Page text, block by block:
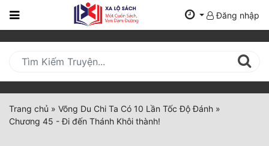
Trang
Mới
Cập
Nhật
(current)
Đăng nhập
Trang chủ » Võng Du Chi Ta Có 10 Lần Tốc Độ Đánh »
Chương 45 - Đi đến Thánh Khôi thành!